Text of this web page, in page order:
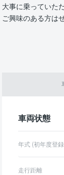
車両状態
年式 (初年度登
走行距離
大事に乗っていた
ご興味のある方は